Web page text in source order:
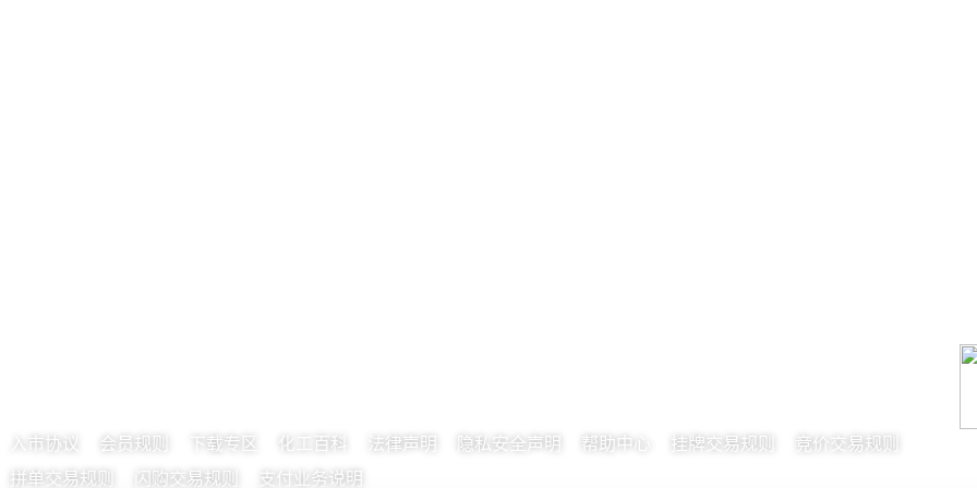
入市协议 会员规则 下载专区 化工百科 法律声明 隐私安全声明 帮助中心 挂牌交易规则
竞价交易规则
拼单交易规则
闪购交易规则 支付业务说明